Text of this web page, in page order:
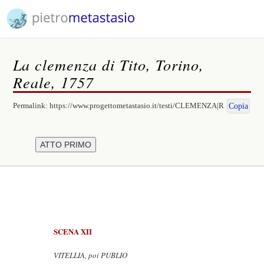
La clemenza di Tito, Torino,
Reale, 1757
Permalink:https://www.progettometastasio.it/testi/CLEMENZA|R Copia
SCENA XII
VITELLIA, poi PUBLIO